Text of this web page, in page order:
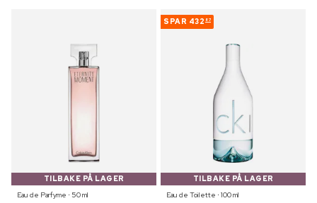
TILBAKE PÅ LAGER
Eau de Parfyme ⋅ 50 ml
SPAR 432 87
TILBAKE PÅ LAGER
Eau de Toilette ⋅ 100 ml